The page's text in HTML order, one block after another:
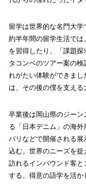
留学は世界的な名門大学
約半年間の留学生活で
を習得したり、「課題
タコンベのツアー案の
れがたい体験ができま
は、その後の僕を支える
卒業後は岡山県のジー
る「日本デニム」の海
パリなどで開催される
込む。世界のニーズを
訪れるインバウンド客
する。得意の語学を活か